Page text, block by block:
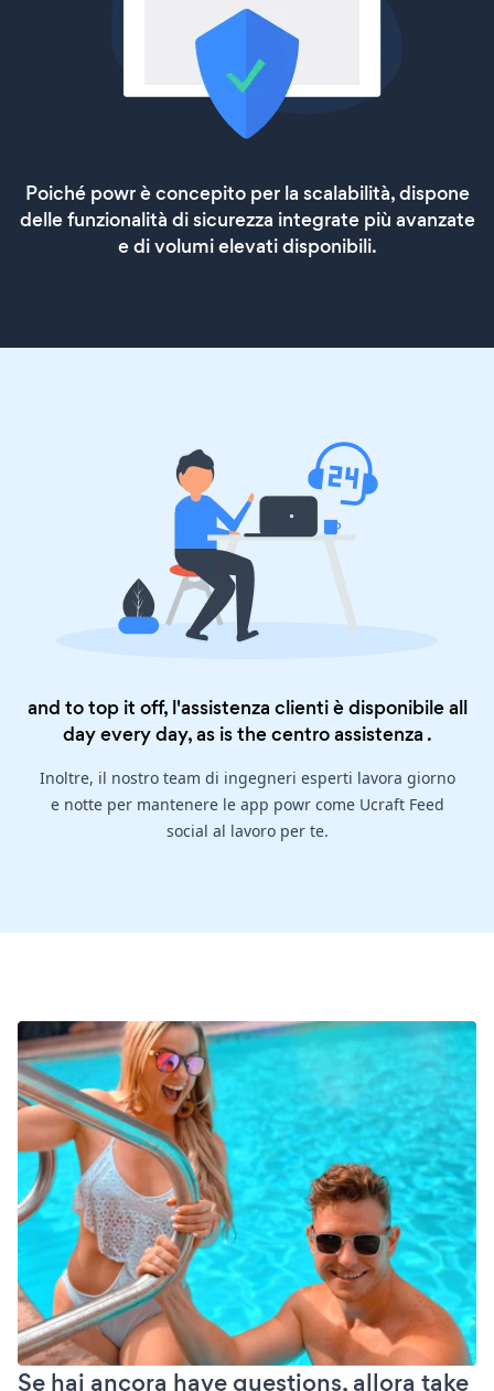
Poiché powr è concepito per la scalabilità, dispone
delle funzionalità di sicurezza integrate più avanzate
e di volumi elevati disponibili.
and to top it off, l'assistenza clienti è disponibile all
day every day, as is thecentro assistenza .
Inoltre, il nostro team di ingegneri esperti lavora giorno
e notte per mantenere le app powr come Ucraft Feed
social al lavoro per te.
Se hai ancora have questions, allora take